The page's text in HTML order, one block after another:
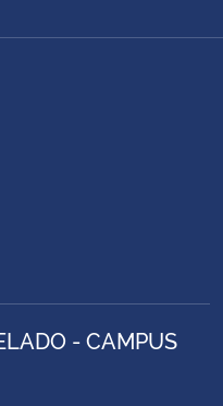
- CAMPUS